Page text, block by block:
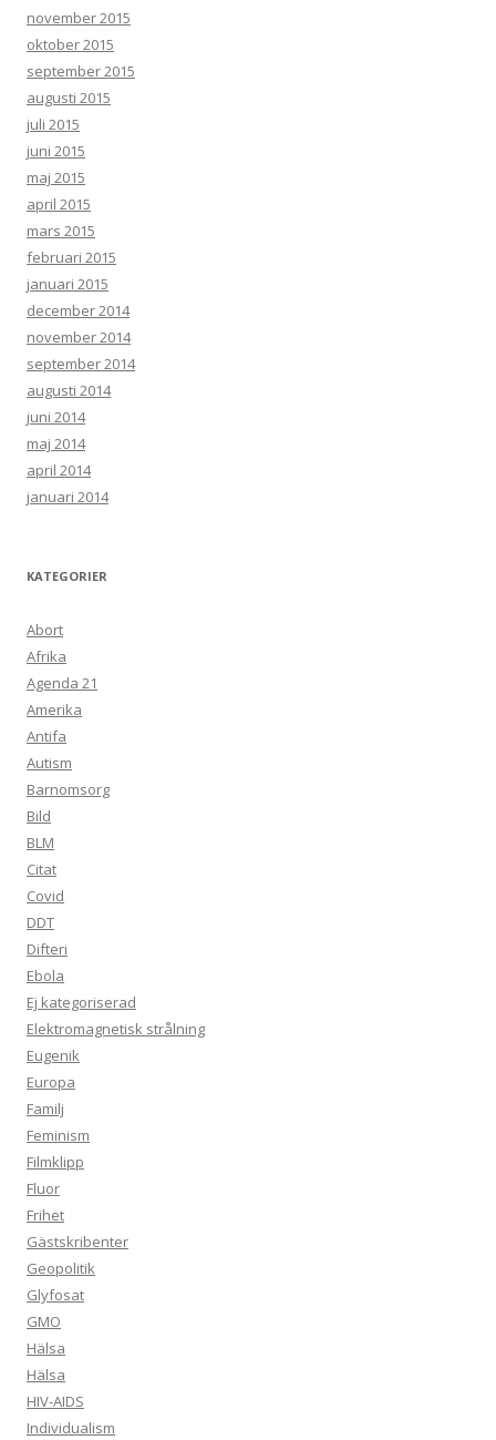
november 2015
oktober 2015
september 2015
augusti 2015
juli 2015
juni 2015
maj 2015
april 2015
mars 2015
februari 2015
januari 2015
december 2014
november 2014
september 2014
augusti 2014
juni 2014
maj 2014
april 2014
januari 2014
KATEGORIER
Abort
Afrika
Agenda 21
Amerika
Antifa
Autism
Barnomsorg
Bild
BLM
Citat
Covid
DDT
Difteri
Ebola
Ej kategoriserad
Elektromagnetisk strålning
Eugenik
Europa
Familj
Feminism
Filmklipp
Fluor
Frihet
Gästskribenter
Geopolitik
Glyfosat
GMO
Hälsa
Hälsa
HIV-AIDS
Individualism